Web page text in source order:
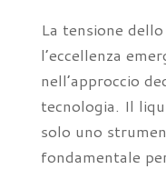
La tensione
l’eccellenza
nell’approccio
tecnologia. Il
solo uno
fondamentale